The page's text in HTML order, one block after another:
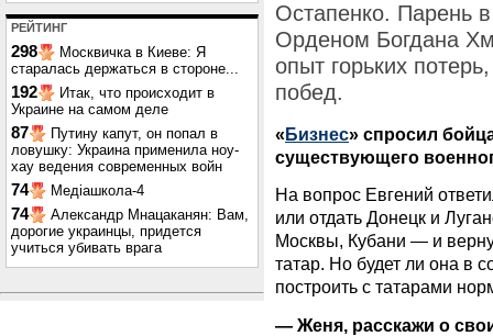
РЕЙТИНГ
298
Москвичка в Киеве: Я
старалась держаться в стороне...
192
Итак, что происходит в
Украине на самом деле
87
Путину капут, он попал в
ловушку: Украина применила ноу-
хау ведения современных войн
74 Медіашкола-4
74
Александр Мнацаканян: Вам,
дорогие украинцы, придется
учиться убивать врага
Остапенко. Парень
Орденом Богдана
опыт горьких
побед.
«Бизнес» спросил
существующего
На вопрос Евгений
или отдать Донецк и
Москвы, Кубани — и
татар. Но будет ли она в
построить с татарами
— Женя, расскажи о